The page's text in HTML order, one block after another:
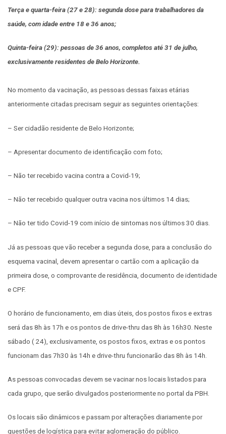
Terça e quarta-feira (27 e 28): segunda dose para trabalhadores da
saúde, com idade entre 18 e 36 anos;
Quinta-feira (29): pessoas de 36 anos, completos até 31 de julho,
exclusivamente residentes de Belo Horizonte.
No momento da vacinação, as pessoas dessas faixas etárias
anteriormente citadas precisam seguir as seguintes orientações:
– Ser cidadão residente de Belo Horizonte;
– Apresentar documento de identificação com foto;
– Não ter recebido vacina contra a Covid-19;
– Não ter recebido qualquer outra vacina nos últimos 14 dias;
– Não ter tido Covid-19 com início de sintomas nos últimos 30 dias.
Já as pessoas que vão receber a segunda dose, para a conclusão do
esquema vacinal, devem apresentar o cartão com a aplicação da
primeira dose, o comprovante de residência, documento de identidade
e CPF.
O horário de funcionamento, em dias úteis, dos postos fixos e extras
será das 8h às 17h e os pontos de drive-thru das 8h às 16h30. Neste
sábado ( 24), exclusivamente, os postos fixos, extras e os pontos
funcionam das 7h30 às 14h e drive-thru funcionarão das 8h às 14h.
As pessoas convocadas devem se vacinar nos locais listados para
cada grupo, que serão divulgados posteriormente no portal da PBH.
Os locais são dinâmicos e passam por alterações diariamente por
questões de logística para evitar aglomeração do público.